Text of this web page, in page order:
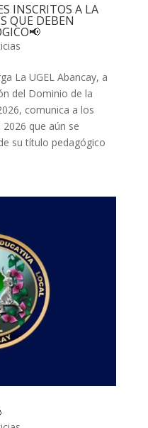
INSCRITOS A LA
QUE DEBEN
La UGEL Abancay, a
del Dominio de la
comunica a los
que aún se
su título pedagógico